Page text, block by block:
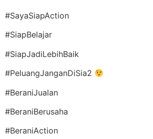
#SayaSiapAction
#SiapBelajar
#SiapJadiLebihBaik
#PeluangJanganDiSia2
#BeraniJualan
#BeraniBerusaha
#BeraniAction